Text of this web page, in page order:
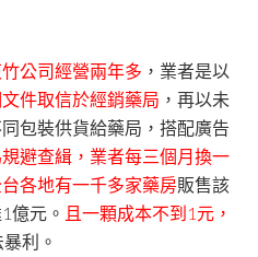
公司經營兩年多 ，業者是以
件取信於經銷藥局 ，再以未
包裝供貨給藥局，搭配廣告
避查緝，業者每三個月換一
各地有一千多家藥房販售該
億元。 且一顆成本不到1元，
利。